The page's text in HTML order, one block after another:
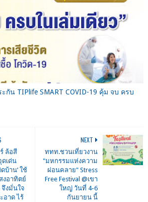
กัน TIPlife SMART COVID-19 คุ้ม จบ ครบ
NEXT
ททท.ชวนเที่ยวงาน
"มหกรรมแห่งความ
ผ่อนคลาย" Stress
Free Festival @เขา
ใหญ่ วันที่ 4-6
กันยายน นี้
ล้อสี
ดเด่น
บ้าน’ ใช้
งอาทิตย์
งมั่นใจ
อาด ไร้